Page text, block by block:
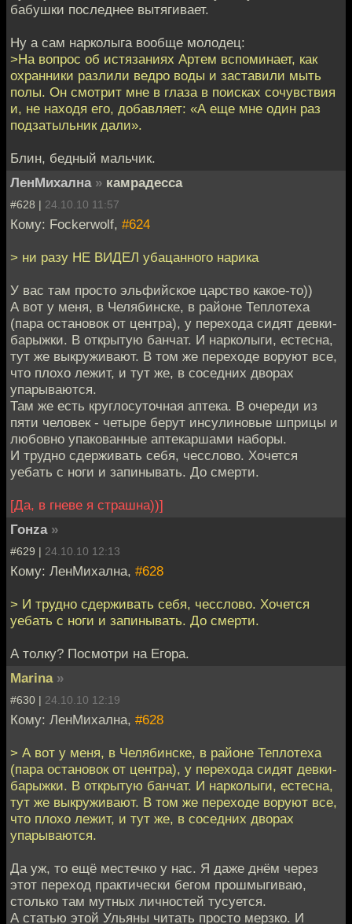
бабушки последнее вытягивает.
Ну а сам нарколыга вообще молодец:
>На вопрос об истязаниях Артем вспоминает, как
охранники разлили ведро воды и заставили мыть
полы. Он смотрит мне в глаза в поисках сочувствия
и, не находя его, добавляет: «А еще мне один раз
подзатыльник дали».
Блин, бедный мальчик.
ЛенМихална » камрадесса
#628 | 24.10.10 11:57
Кому: Fockerwolf, #624
> ни разу НЕ ВИДЕЛ убацанного нарика
У вас там просто эльфийское царство какое-то))
А вот у меня, в Челябинске, в районе Теплотеха
(пара остановок от центра), у перехода сидят девки-
барыжки. В открытую банчат. И нарколыги, естесна,
тут же выкруживают. В том же переходе воруют все,
что плохо лежит, и тут же, в соседних дворах
упарываются.
Там же есть круглосуточная аптека. В очереди из
пяти человек - четыре берут инсулиновые шприцы и
любовно упакованные аптекаршами наборы.
И трудно сдерживать себя, чесслово. Хочется
уебать с ноги и запинывать. До смерти.
[Да, в гневе я страшна))]
Гонzа »
#629 | 24.10.10 12:13
Кому: ЛенМихална, #628
> И трудно сдерживать себя, чесслово. Хочется
уебать с ноги и запинывать. До смерти.
А толку? Посмотри на Егора.
Marina »
#630 | 24.10.10 12:19
Кому: ЛенМихална, #628
> А вот у меня, в Челябинске, в районе Теплотеха
(пара остановок от центра), у перехода сидят девки-
барыжки. В открытую банчат. И нарколыги, естесна,
тут же выкруживают. В том же переходе воруют все,
что плохо лежит, и тут же, в соседних дворах
упарываются.
Да уж, то ещё местечко у нас. Я даже днём через
этот переход практически бегом прошмыгиваю,
столько там мутных личностей тусуется.
А статью этой Ульяны читать просто мерзко. И